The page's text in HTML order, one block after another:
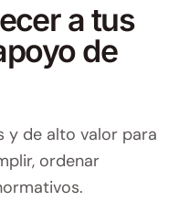
a tus
de
y de alto valor para
ordenar